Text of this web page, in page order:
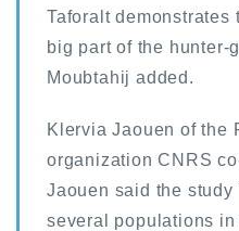
Taforalt demonstrates
big part of the hunter-
Moubtahij added.
Klervia Jaouen of the
organization CNRS
Jaouen said the study
several populations